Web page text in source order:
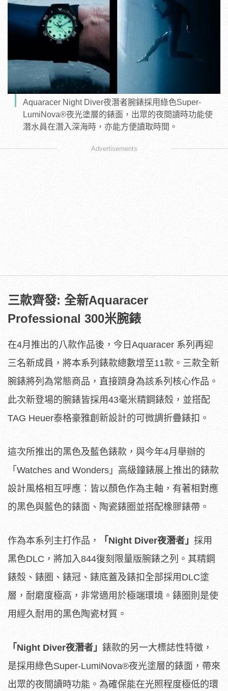
Aquaracer Night Diver夜潛者腕錶採用綠色Super-
LumiNova®夜光塗層的錶面，出眾的夜間讀時功能使
潛水員在潛入深海時，亦能方便讀取時間。
Advertisements
三款齊發: 全新Aquaracer
Professional 300米腕錶
在4月推出的八款作品後，今日Aquaracer 系列再迎
三名新成員，將本系列錶款總數增至11款。三款全新
腕錶將列為常態商品，直接躋身為該系列核心作品。
此次新登場的腕錶皆採用43毫米精鋼錶殼，並搭配
TAG Heuer泰格豪雅創新設計的可微調折疊錶扣。
這次所推出的黑色及藍色錶款，與今年4月舉辦的
「Watches and Wonders」高級鐘錶展上推出的錶款
設計風格相互呼應：皆以顏色作為主軸，有著相對應
的黑色與藍色的錶面、陶瓷錶圈並搭配橡膠錶帶。
作為本系列主打作品， 「 Night Diver夜潛者」 採用
黑色DLC，將加入844復刻限量版腕錶之列。其精鋼
錶殼、錶圈、錶冠、錶底蓋及錶扣全部採用DLC塗
層，耐磨度極高，非常適用於極端環境。錶圈則是使
用經久耐用的黑色陶瓷材質。
「Night Diver夜潛者」 錶款的另一大標誌性特徵，
是採用綠色Super-LumiNova®夜光塗層的錶面，帶來
出眾的夜間讀時功能。為確保能在光照程度極低的環